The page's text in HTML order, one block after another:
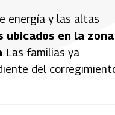
energía y las altas
ubicados en la zona
. Las familias ya
del